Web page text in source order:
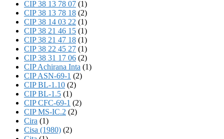
CIP 38 13 78 07 (1)
CIP 38 13 78 18 (2)
CIP 38 14 03 22 (1)
CIP 38 21 46 15 (1)
CIP 38 21 47 18 (1)
CIP 38 22 45 27 (1)
CIP 38 31 17 06 (2)
CIP Achirana Inta (1)
CIP ASN-69-1 (2)
CIP BL-1.10 (2)
CIP BL-1.5 (1)
CIP CFC-69-1 (2)
CIP MS-IC.2 (2)
Cira (1)
Cisa (1980) (2)